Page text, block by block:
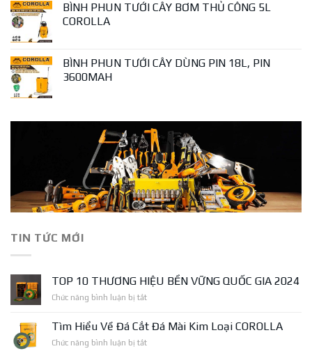
BÌNH PHUN TƯỚI CÂY BƠM THỦ CÔNG 5L
COROLLA
BÌNH PHUN TƯỚI CÂY DÙNG PIN 18L, PIN
3600MAH
TIN TỨC MỚI
TOP 10 THƯƠNG HIỆU BỀN VỮNG QUỐC GIA 2024
Chức năng bình luận bị tắtở
THƯƠNG
HIỆU
Tìm Hiểu Về Đá Cắt Đá Mài Kim Loại COROLLA
Chức năng bình luận bị tắtở